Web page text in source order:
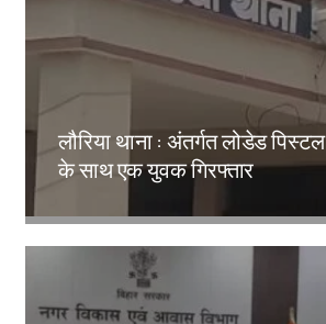
लौरिया थाना : अंतर्गत लोडेड पिस्टल
के साथ एक युवक गिरफ्तार